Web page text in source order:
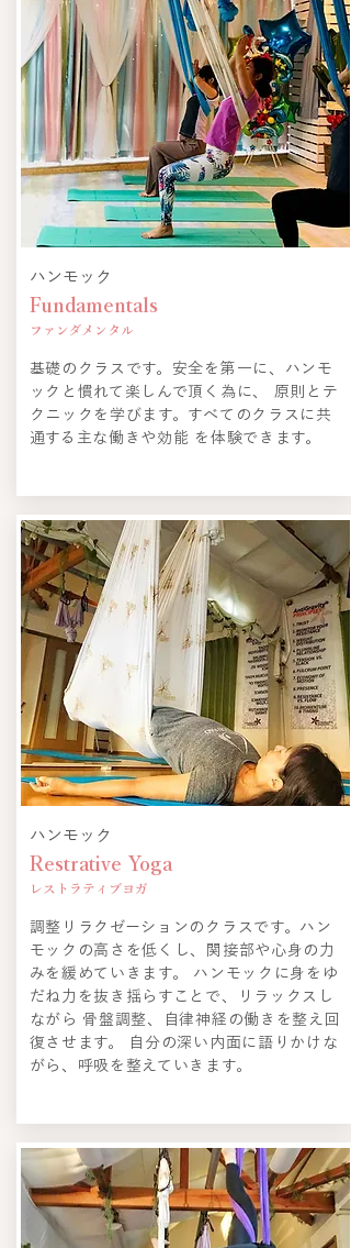
​ハンモック
Fundamentals
ファンダメンタル
基礎のクラスです。安全を第一に、ハンモ
ックと慣れて楽しんで頂く為に、 原則とテ
クニックを学びます。すべてのクラスに共
通する主な働きや効能 を体験できます。
ハンモック
Restrative Yoga
​レストラティブヨガ
調整リラクゼーションのクラスです。ハン
モックの高さを低くし、関接部や心身の力
みを緩めていきます。 ハンモックに身をゆ
だね力を抜き揺らすことで、リラックスし
ながら 骨盤調整、自律神経の働きを整え回
復させます。 自分の深い内面に語りかけな
がら、呼吸を整えていきます。